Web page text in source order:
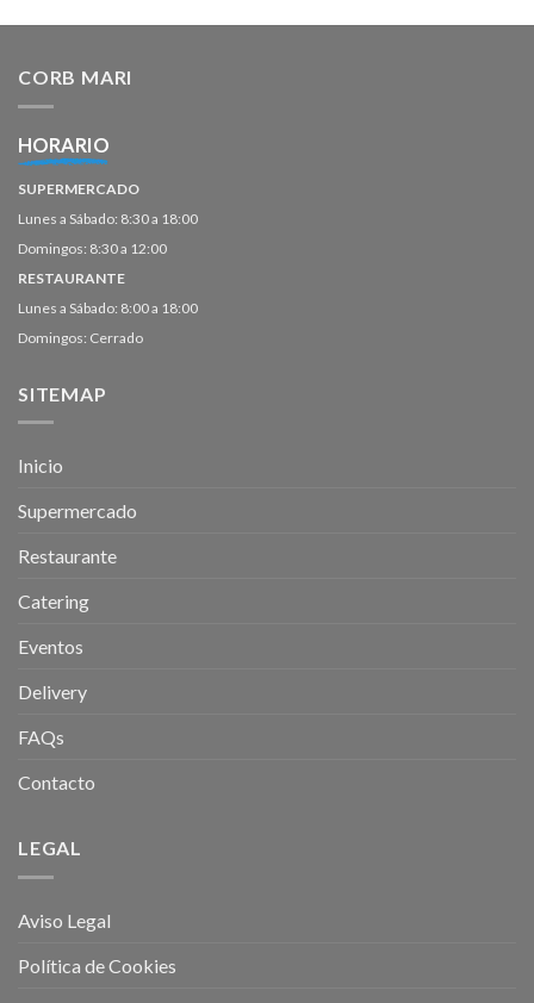
CORB MARI
HORARIO
SUPERMERCADO
Lunes a Sábado: 8:30 a 18:00
Domingos: 8:30 a 12:00
RESTAURANTE
Lunes a Sábado: 8:00 a 18:00
Domingos: Cerrado
SITEMAP
Inicio
Supermercado
Restaurante
Catering
Eventos
Delivery
FAQs
Contacto
LEGAL
Aviso Legal
Política de Cookies